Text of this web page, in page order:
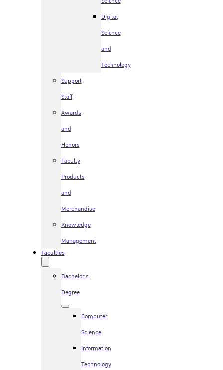
Digital
Science
and
Technology
Support
Staff
Awards
and
Honors
Faculty
Products
and
Merchandise
Knowledge
Management
Faculties
Bachelor’s
Degree
Computer
Science
Information
Technology